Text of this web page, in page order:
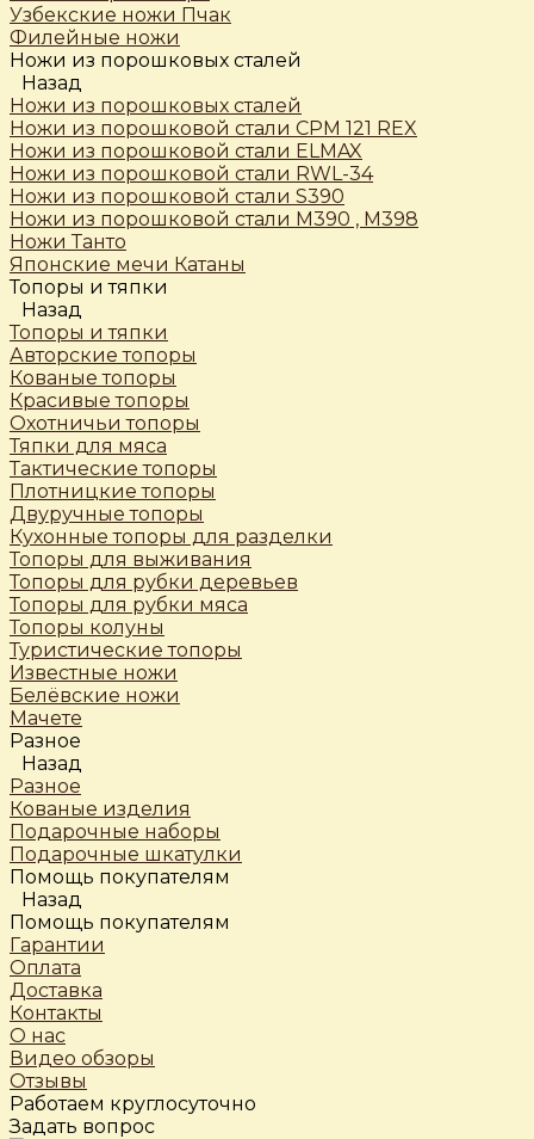
Узбекские ножи Пчак
Филейные ножи
Ножи из порошковых сталей
Назад
Ножи из порошковых сталей
Ножи из порошковой стали CPM 121 REX
Ножи из порошковой стали ELMAX
Ножи из порошковой стали RWL-34
Ножи из порошковой стали S390
Ножи из порошковой стали М390 , М398
Ножи Танто
Японские мечи Катаны
Топоры и тяпки
Назад
Топоры и тяпки
Авторские топоры
Кованые топоры
Красивые топоры
Охотничьи топоры
Тяпки для мяса
Тактические топоры
Плотницкие топоры
Двуручные топоры
Кухонные топоры для разделки
Топоры для выживания
Топоры для рубки деревьев
Топоры для рубки мяса
Топоры колуны
Туристические топоры
Известные ножи
Белёвские ножи
Мачете
Разное
Назад
Разное
Кованые изделия
Подарочные наборы
Подарочные шкатулки
Помощь покупателям
Назад
Помощь покупателям
Гарантии
Оплата
Доставка
Контакты
О нас
Видео обзоры
Отзывы
Работаем круглосуточно
Задать вопрос